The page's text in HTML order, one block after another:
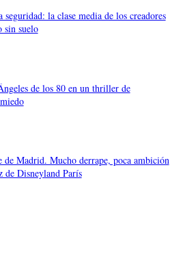
la clase media de los creadores
sin suelo
de los 80 en un thriller de
de Madrid. Mucho derrape, poca ambición
de Disneyland París